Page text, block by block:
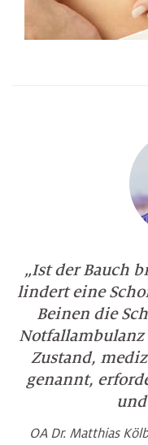
„Ist der Bauch
lindert eine
Beinen die
Notfallambulanz
Zustand,
genannt,
OA Dr. Matthias